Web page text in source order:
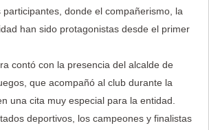
donde el compañerismo, la
han sido protagonistas desde el primer
contó con la presencia del alcalde de
que acompañó al club durante la
una cita muy especial para la entidad.
deportivos, los campeones y finalistas